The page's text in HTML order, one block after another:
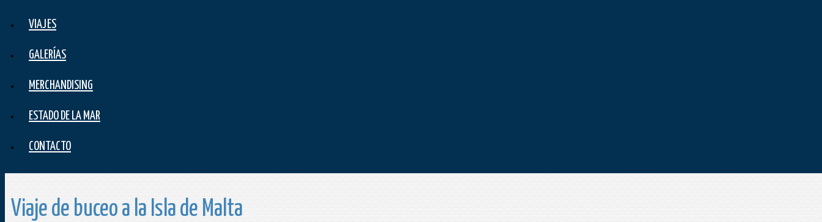
VIAJES
GALERÍAS
MERCHANDISING
ESTADO DE LA MAR
CONTACTO
Viaje de buceo a la Isla de Malta